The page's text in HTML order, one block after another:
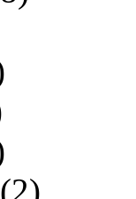
(2)